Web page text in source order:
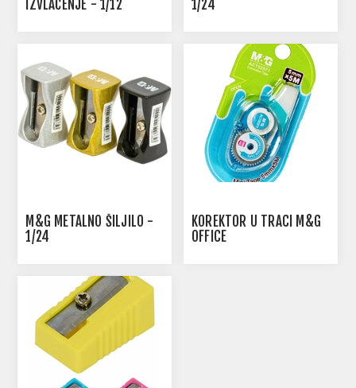
IZVLAČENJE - 1/12
1/24
M&G METALNO ŠILJILO -
1/24
KOREKTOR U TRACI M&G
OFFICE